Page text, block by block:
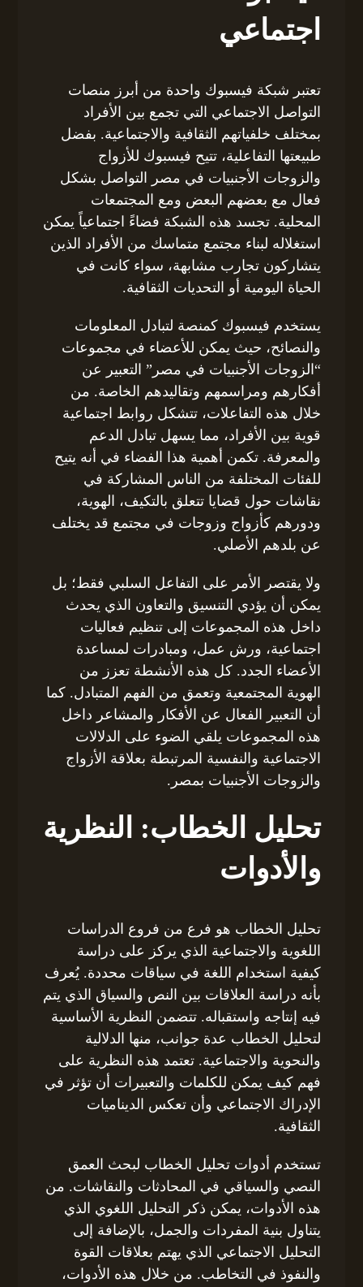
اجتماعي
تعتبر شبكة فيسبوك واحدة من أبرز منصات
التواصل الاجتماعي التي تجمع بين الأفراد
بمختلف خلفياتهم الثقافية والاجتماعية. بفضل
طبيعتها التفاعلية، تتيح فيسبوك للأزواج
والزوجات الأجنبيات في مصر التواصل بشكل
فعال مع بعضهم البعض ومع المجتمعات
المحلية. تجسد هذه الشبكة فضاءً اجتماعياً يمكن
استغلاله لبناء مجتمع متماسك من الأفراد الذين
يتشاركون تجارب مشابهة، سواء كانت في
الحياة اليومية أو التحديات الثقافية.
يستخدم فيسبوك كمنصة لتبادل المعلومات
والنصائح، حيث يمكن للأعضاء في مجموعات
“الزوجات الأجنبيات في مصر” التعبير عن
أفكارهم ومراسمهم وتقاليدهم الخاصة. من
خلال هذه التفاعلات، تتشكل روابط اجتماعية
قوية بين الأفراد، مما يسهل تبادل الدعم
والمعرفة. تكمن أهمية هذا الفضاء في أنه يتيح
للفئات المختلفة من الناس المشاركة في
نقاشات حول قضايا تتعلق بالتكيف، الهوية،
ودورهم كأزواج وزوجات في مجتمع قد يختلف
عن بلدهم الأصلي.
ولا يقتصر الأمر على التفاعل السلبي فقط؛ بل
يمكن أن يؤدي التنسيق والتعاون الذي يحدث
داخل هذه المجموعات إلى تنظيم فعاليات
اجتماعية، ورش عمل، ومبادرات لمساعدة
الأعضاء الجدد. كل هذه الأنشطة تعزز من
الهوية المجتمعية وتعمق من الفهم المتبادل. كما
أن التعبير الفعال عن الأفكار والمشاعر داخل
هذه المجموعات يلقي الضوء على الدلالات
الاجتماعية والنفسية المرتبطة بعلاقة الأزواج
والزوجات الأجنبيات بمصر.
تحليل الخطاب: النظرية
والأدوات
تحليل الخطاب هو فرع من فروع الدراسات
اللغوية والاجتماعية الذي يركز على دراسة
كيفية استخدام اللغة في سياقات محددة. يُعرف
بأنه دراسة العلاقات بين النص والسياق الذي يتم
فيه إنتاجه واستقباله. تتضمن النظرية الأساسية
لتحليل الخطاب عدة جوانب، منها الدلالية
والنحوية والاجتماعية. تعتمد هذه النظرية على
فهم كيف يمكن للكلمات والتعبيرات أن تؤثر في
الإدراك الاجتماعي وأن تعكس الديناميات
الثقافية.
تستخدم أدوات تحليل الخطاب لبحث العمق
النصي والسياقي في المحادثات والنقاشات. من
هذه الأدوات، يمكن ذكر التحليل اللغوي الذي
يتناول بنية المفردات والجمل، بالإضافة إلى
التحليل الاجتماعي الذي يهتم بعلاقات القوة
والنفوذ في التخاطب. من خلال هذه الأدوات،